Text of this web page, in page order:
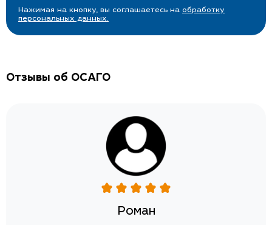
Нажимая на кнопку, вы соглашаетесь на обработку
персональных данных.
Отзывы об ОСАГО
Роман